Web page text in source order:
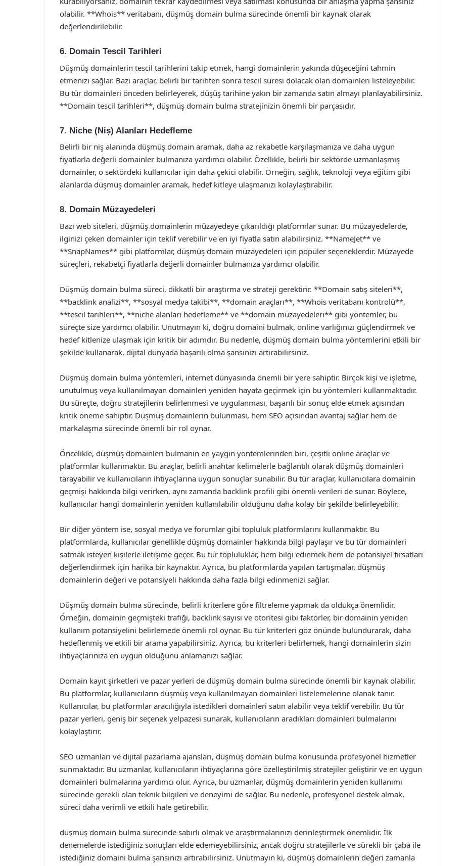
olabilir. **Whois** veritabanı, düşmüş domain bulma sürecinde önemli bir kaynak olarak
değerlendirilebilir.
6. Domain Tescil Tarihleri
Düşmüş domainlerin tescil tarihlerini takip etmek, hangi domainlerin yakında düşeceğini tahmin
etmenizi sağlar. Bazı araçlar, belirli bir tarihten sonra tescil süresi dolacak olan domainleri listeleyebilir.
Bu tür domainleri önceden belirleyerek, düşüş tarihine yakın bir zamanda satın almayı planlayabilirsiniz.
**Domain tescil tarihleri**, düşmüş domain bulma stratejinizin önemli bir parçasıdır.
7. Niche (Niș) Alanları Hedefleme
Belirli bir niş alanında düşmüş domain aramak, daha az rekabetle karşılaşmanıza ve daha uygun
fiyatlarla değerli domainler bulmanıza yardımcı olabilir. Özellikle, belirli bir sektörde uzmanlaşmış
domainler, o sektördeki kullanıcılar için daha çekici olabilir. Örneğin, sağlık, teknoloji veya eğitim gibi
alanlarda düşmüş domainler aramak, hedef kitleye ulaşmanızı kolaylaştırabilir.
8. Domain Müzayedeleri
Bazı web siteleri, düşmüş domainlerin müzayedeye çıkarıldığı platformlar sunar. Bu müzayedelerde,
ilginizi çeken domainler için teklif verebilir ve en iyi fiyatla satın alabilirsiniz. **NameJet** ve
**SnapNames** gibi platformlar, düşmüş domain müzayedeleri için popüler seçeneklerdir. Müzayede
süreçleri, rekabetçi fiyatlarla değerli domainler bulmanıza yardımcı olabilir.
Düşmüş domain bulma süreci, dikkatli bir araştırma ve strateji gerektirir. **Domain satış siteleri**,
**backlink analizi**, **sosyal medya takibi**, **domain araçları**, **Whois veritabanı kontrolü**,
**tescil tarihleri**, **niche alanları hedefleme** ve **domain müzayedeleri** gibi yöntemler, bu
süreçte size yardımcı olabilir. Unutmayın ki, doğru domaini bulmak, online varlığınızı güçlendirmek ve
hedef kitlenize ulaşmak için kritik bir adımdır. Bu nedenle, düşmüş domain bulma yöntemlerini etkili bir
şekilde kullanarak, dijital dünyada başarılı olma şansınızı artırabilirsiniz.
Düşmüş domain bulma yöntemleri, internet dünyasında önemli bir yere sahiptir. Birçok kişi ve işletme,
unutulmuş veya kullanılmayan domainleri yeniden hayata geçirmek için bu yöntemleri kullanmaktadır.
Bu süreçte, doğru stratejilerin belirlenmesi ve uygulanması, başarılı bir sonuç elde etmek açısından
kritik öneme sahiptir. Düşmüş domainlerin bulunması, hem SEO açısından avantaj sağlar hem de
markalaşma sürecinde önemli bir rol oynar.
Öncelikle, düşmüş domainleri bulmanın en yaygın yöntemlerinden biri, çeşitli online araçlar ve
platformlar kullanmaktır. Bu araçlar, belirli anahtar kelimelerle bağlantılı olarak düşmüş domainleri
tarayabilir ve kullanıcıların ihtiyaçlarına uygun sonuçlar sunabilir. Bu tür araçlar, kullanıcılara domainin
geçmişi hakkında bilgi verirken, aynı zamanda backlink profili gibi önemli verileri de sunar. Böylece,
kullanıcılar hangi domainlerin yeniden kullanılabilir olduğunu daha kolay bir şekilde belirleyebilir.
Bir diğer yöntem ise, sosyal medya ve forumlar gibi topluluk platformlarını kullanmaktır. Bu
platformlarda, kullanıcılar genellikle düşmüş domainler hakkında bilgi paylaşır ve bu tür domainleri
satmak isteyen kişilerle iletişime geçer. Bu tür topluluklar, hem bilgi edinmek hem de potansiyel fırsatları
değerlendirmek için harika bir kaynaktır. Ayrıca, bu platformlarda yapılan tartışmalar, düşmüş
domainlerin değeri ve potansiyeli hakkında daha fazla bilgi edinmenizi sağlar.
Düşmüş domain bulma sürecinde, belirli kriterlere göre filtreleme yapmak da oldukça önemlidir.
Örneğin, domainin geçmişteki trafiği, backlink sayısı ve otoritesi gibi faktörler, bir domainin yeniden
kullanım potansiyelini belirlemede önemli rol oynar. Bu tür kriterleri göz önünde bulundurarak, daha
hedeflenmiş ve etkili bir arama yapabilirsiniz. Ayrıca, bu kriterleri belirlemek, hangi domainlerin sizin
ihtiyaçlarınıza en uygun olduğunu anlamanızı sağlar.
Domain kayıt şirketleri ve pazar yerleri de düşmüş domain bulma sürecinde önemli bir kaynak olabilir.
Bu platformlar, kullanıcıların düşmüş veya kullanılmayan domainleri listelemelerine olanak tanır.
Kullanıcılar, bu platformlar aracılığıyla istedikleri domainleri satın alabilir veya teklif verebilir. Bu tür
pazar yerleri, geniş bir seçenek yelpazesi sunarak, kullanıcıların aradıkları domainleri bulmalarını
kolaylaştırır.
SEO uzmanları ve dijital pazarlama ajansları, düşmüş domain bulma konusunda profesyonel hizmetler
sunmaktadır. Bu uzmanlar, kullanıcıların ihtiyaçlarına göre özelleştirilmiş stratejiler geliştirir ve en uygun
domainleri bulmalarına yardımcı olur. Ayrıca, bu uzmanlar, düşmüş domainlerin yeniden kullanımı
sürecinde gerekli olan teknik bilgileri ve deneyimi de sağlar. Bu nedenle, profesyonel destek almak,
süreci daha verimli ve etkili hale getirebilir.
düşmüş domain bulma sürecinde sabırlı olmak ve araştırmalarınızı derinleştirmek önemlidir. İlk
denemelerde istediğiniz sonuçları elde edemeyebilirsiniz, ancak doğru stratejilerle ve sürekli bir çaba ile
istediğiniz domaini bulma şansınızı artırabilirsiniz. Unutmayın ki, düşmüş domainlerin değeri zamanla